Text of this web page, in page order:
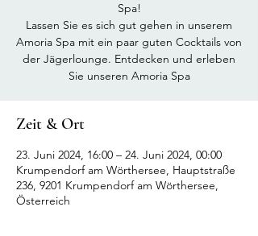
Spa!
Lassen Sie es sich gut gehen in unserem
Amoria Spa mit ein paar guten Cocktails von
der Jägerlounge. Entdecken und erleben
Sie unseren Amoria Spa
Zeit & Ort
23. Juni 2024, 16:00 – 24. Juni 2024, 00:00
Krumpendorf am Wörthersee, Hauptstraße
236, 9201 Krumpendorf am Wörthersee,
Österreich